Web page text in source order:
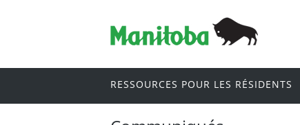
RESSOURCES POUR LES RÉSIDENTS